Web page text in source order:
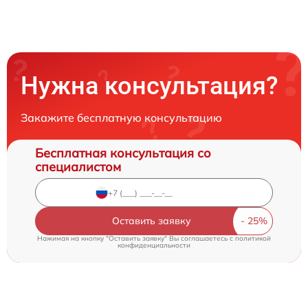
Нужна консультация?
Закажите бесплатную консультацию
Бесплатная консультация со
специалистом
Оставить заявку
Нажимая на кнопку "Оставить заявку" Вы соглашаетесь c политикой
конфиденциальности